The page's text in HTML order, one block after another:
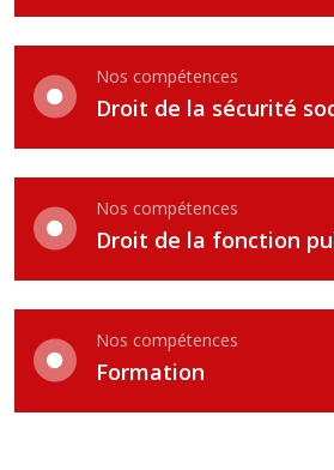
Nos compétences
Droit de la sécurité
Nos compétences
Droit de la fonction
Nos compétences
Formation